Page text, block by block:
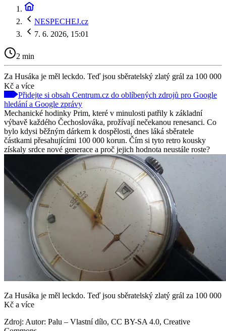
NESPECHEJ.cz
7. 6. 2026, 15:01
2 min
Za Husáka je měl leckdo. Teď jsou sběratelský zlatý grál za 100 000
Kč a více
Přidejte si obsah Centrum.cz do oblíbených zdrojů pro Google
hledání a Google zprávy
Mechanické hodinky Prim, které v minulosti patřily k základní
výbavě každého Čechoslováka, prožívají nečekanou renesanci. Co
bylo kdysi běžným dárkem k dospělosti, dnes láká sběratele
částkami přesahujícími 100 000 korun. Čím si tyto retro kousky
získaly srdce nové generace a proč jejich hodnota neustále roste?
Za Husáka je měl leckdo. Teď jsou sběratelský zlatý grál za 100 000
Kč a více
Zdroj: Autor: Palu – Vlastní dílo, CC BY-SA 4.0, Creative